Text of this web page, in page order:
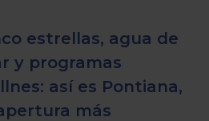
estrellas, agua de
y programas
así es Pontiana,
más